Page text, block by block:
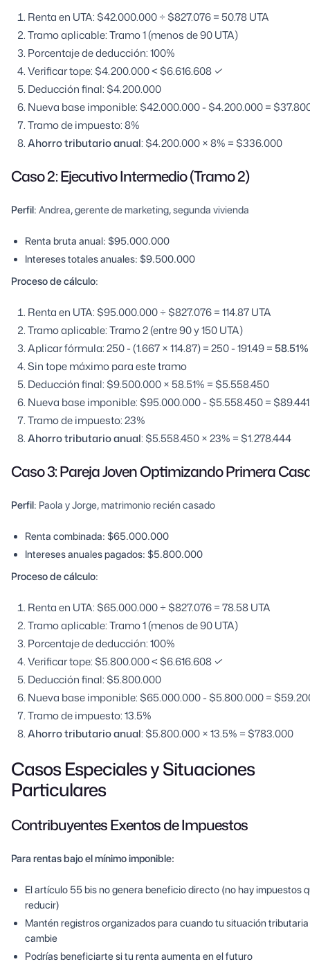
Renta en UTA: $42.000.000 ÷ $827.076 = 50.78 UTA
Tramo aplicable: Tramo 1 (menos de 90 UTA)
Porcentaje de deducción: 100%
Verificar tope: $4.200.000 < $6.616.608 ✓
Deducción final: $4.200.000
Nueva base imponible: $42.000.000 - $4.200.000 =
Tramo de impuesto: 8%
Ahorro tributario anual: $4.200.000 × 8% = $336.000
Caso 2: Ejecutivo Intermedio (Tramo 2)
Perfil: Andrea, gerente de marketing, segunda vivienda
Renta bruta anual: $95.000.000
Intereses totales anuales: $9.500.000
Proceso de cálculo:
Renta en UTA: $95.000.000 ÷ $827.076 = 114.87 UTA
Tramo aplicable: Tramo 2 (entre 90 y 150 UTA)
Aplicar fórmula: 250 - (1.667 × 114.87) = 250 - 191.49 =58.51%
Sin tope máximo para este tramo
Deducción final: $9.500.000 × 58.51% = $5.558.450
Nueva base imponible: $95.000.000 - $5.558.450 =
Tramo de impuesto: 23%
Ahorro tributario anual: $5.558.450 × 23% = $1.278.444
Caso 3: Pareja Joven Optimizando Primera
Perfil: Paola y Jorge, matrimonio recién casado
Renta combinada: $65.000.000
Intereses anuales pagados: $5.800.000
Proceso de cálculo:
Renta en UTA: $65.000.000 ÷ $827.076 = 78.58 UTA
Tramo aplicable: Tramo 1 (menos de 90 UTA)
Porcentaje de deducción: 100%
Verificar tope: $5.800.000 < $6.616.608 ✓
Deducción final: $5.800.000
Nueva base imponible: $65.000.000 - $5.800.000 =
Tramo de impuesto: 13.5%
Ahorro tributario anual: $5.800.000 × 13.5% = $783.000
Casos Especiales y Situaciones
Particulares
Contribuyentes Exentos de Impuestos
Para rentas bajo el mínimo imponible:
El artículo 55 bis no genera beneficio directo (no hay impuestos
reducir)
Mantén registros organizados para cuando tu situación tributaria
cambie
Podrías beneficiarte si tu renta aumenta en el futuro